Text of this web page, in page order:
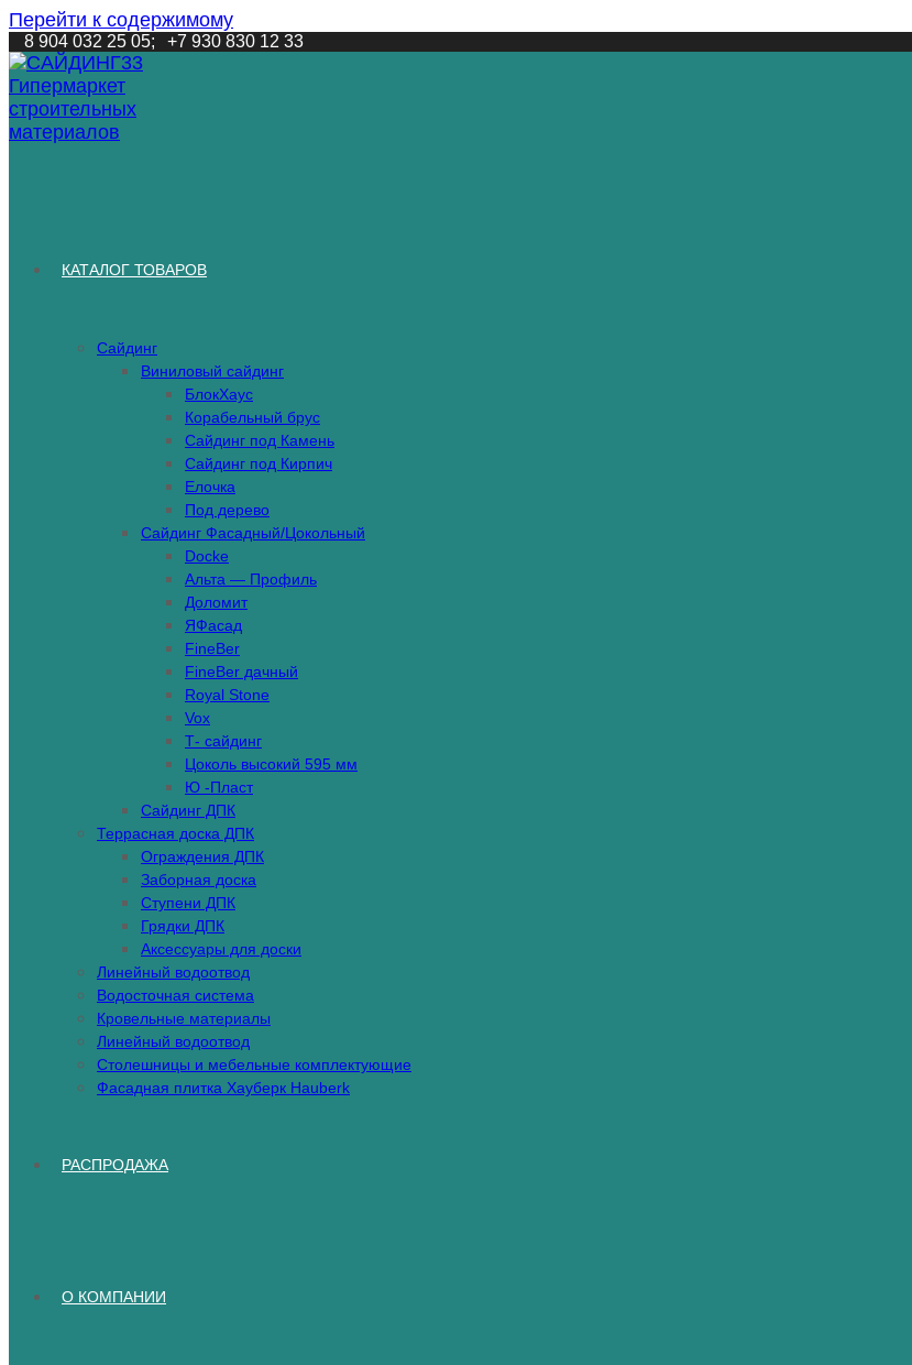
Перейти к содержимому
8 904 032 25 05; +7 930 830 12 33
КАТАЛОГ ТОВАРОВ
Сайдинг
Виниловый сайдинг
БлокХаус
Корабельный брус
Сайдинг под Камень
Сайдинг под Кирпич
Елочка
Под дерево
Сайдинг Фасадный/Цокольный
Docke
Альта — Профиль
Доломит
ЯФасад
FineBer
FineBer дачный
Royal Stone
Vox
Т- сайдинг
Цоколь высокий 595 мм
Ю -Пласт
Сайдинг ДПК
Террасная доска ДПК
Ограждения ДПК
Заборная доска
Ступени ДПК
Грядки ДПК
Аксессуары для доски
Линейный водоотвод
Водосточная система
Кровельные материалы
Линейный водоотвод
Столешницы и мебельные комплектующие
Фасадная плитка Хауберк Hauberk
РАСПРОДАЖА
О КОМПАНИИ